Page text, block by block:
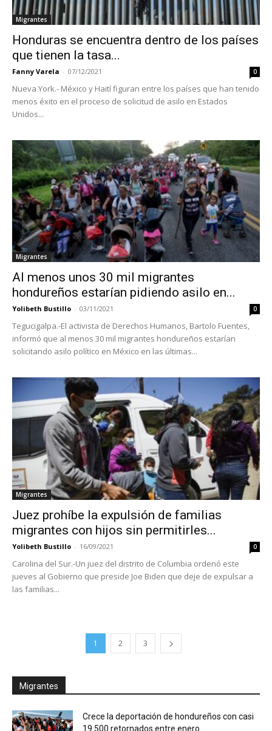
Migrantes
Honduras se encuentra dentro de los países
que tienen la tasa...
Fanny Varela - 07/12/2021 0
Nueva York.- México y Haití figuran entre los países que han tenido
menos éxito en el proceso de solicitud de asilo en Estados
Unidos...
Migrantes
Al menos unos 30 mil migrantes
hondureños estarían pidiendo asilo en...
Yolibeth Bustillo - 03/11/2021 0
Tegucigalpa.-El activista de Derechos Humanos, Bartolo Fuentes,
informó que al menos 30 mil migrantes hondureños estarían
solicitando asilo político en México en las últimas...
Migrantes
Juez prohíbe la expulsión de familias
migrantes con hijos sin permitirles...
Yolibeth Bustillo - 16/09/2021 0
Carolina del Sur.-Un juez del distrito de Columbia ordenó este
jueves al Gobierno que preside Joe Biden que deje de expulsar a
las familias...
1 2 3
Migrantes
Crece la deportación de hondureños con casi
19.500 retornados entre enero...